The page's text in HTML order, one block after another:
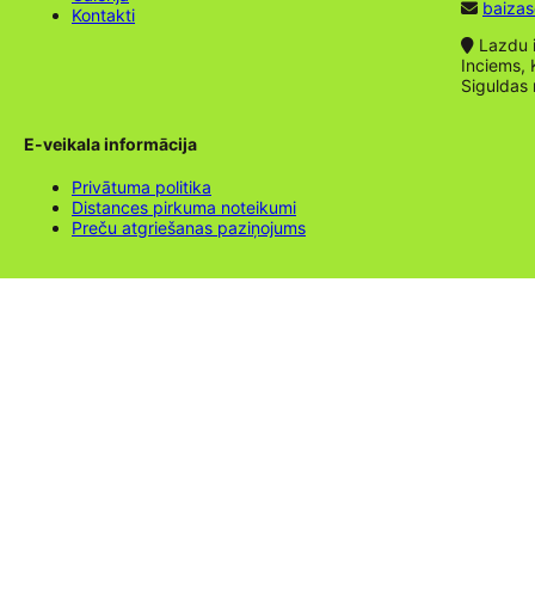
Kontakti
Lazdu
Inciems,
Siguldas
E-veikala informācija
Privātuma politika
Distances pirkuma noteikumi
Preču atgriešanas paziņojums